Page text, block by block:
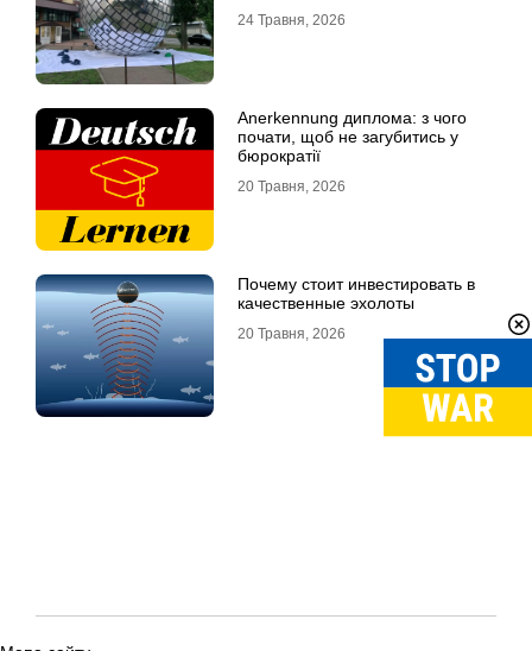
24 Травня, 2026
Anerkennung диплома: з чого
почати, щоб не загубитись у
бюрократії
20 Травня, 2026
Почему стоит инвестировать в
качественные эхолоты
20 Травня, 2026